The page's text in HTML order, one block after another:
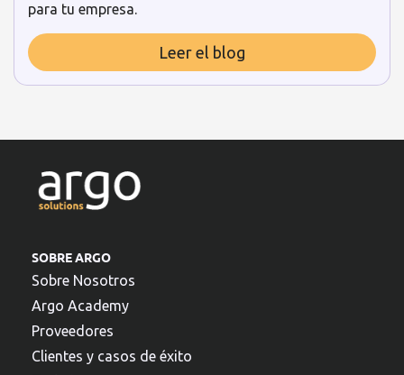
para tu empresa.
Leer el blog
SOBRE ARGO
Sobre Nosotros
Argo Academy
Proveedores
Clientes y casos de éxito